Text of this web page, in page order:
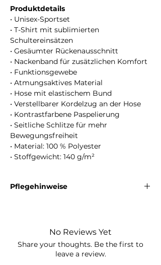
Produktdetails
• Unisex-Sportset
• T-Shirt mit sublimierten
Schultereinsätzen
• Gesäumter Rückenausschnitt
• Nackenband für zusätzlichen Komfort
• Funktionsgewebe
• Atmungsaktives Material
• Hose mit elastischem Bund
• Verstellbarer Kordelzug an der Hose
• Kontrastfarbene Paspelierung
• Seitliche Schlitze für mehr
Bewegungsfreiheit
• Material: 100 % Polyester
• Stoffgewicht: 140 g/m²
Pflegehinweise
bügeln. Nicht chemisch reinigen.
No Reviews Yet
Share your thoughts. Be the first to
leave a review.